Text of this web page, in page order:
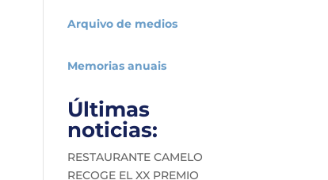
Arquivo de medios
Memorias anuais
Últimas
noticias:
RESTAURANTE CAMELO
RECOGE EL XX PREMIO